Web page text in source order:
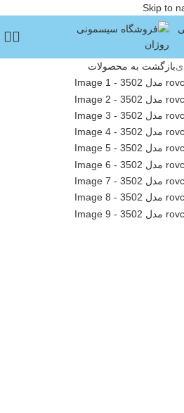
Skip to
بازگشت به محصولات